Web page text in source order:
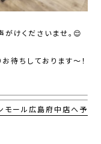
がけくださいませ。😌
待ちしております～！
モール広島府中店へ予